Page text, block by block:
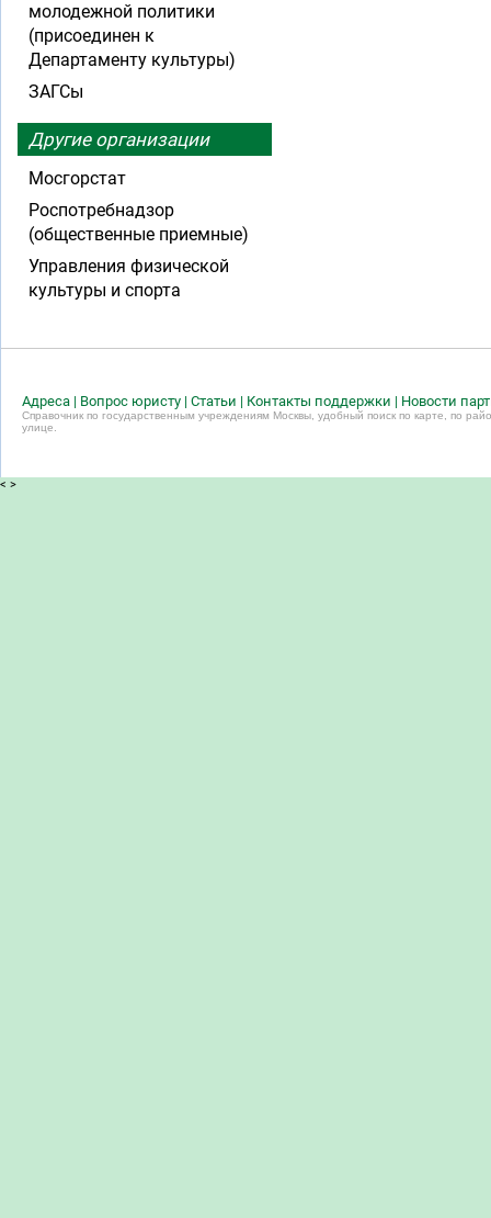
молодежной политики
(присоединен к
Департаменту культуры)
ЗАГСы
Другие организации
Мосгорстат
Роспотребнадзор
(общественные приемные)
Управления физической
культуры и спорта
Адреса | Вопрос юристу | Статьи | Контакты поддержки | Новости
Справочник по государственным учреждениям Москвы, удобный поиск по карте, по
улице.
< >